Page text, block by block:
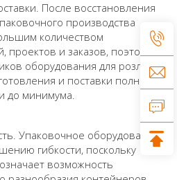
После восстановления
производства
количеством
и заказов, поэтому
оборудования для розлива
и поставки полной
до минимума.
Упаковочное оборудование
гибкости, поскольку
возможность